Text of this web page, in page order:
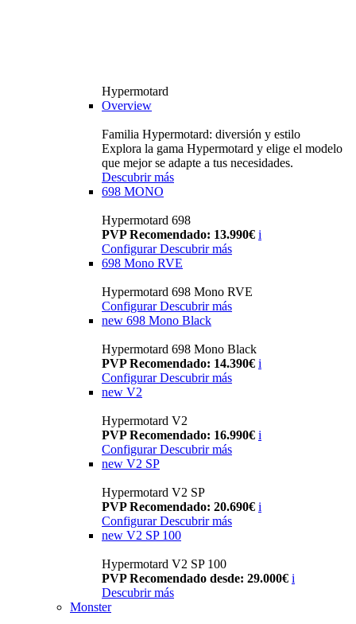
Hypermotard
Overview
Familia Hypermotard: diversión y estilo
Explora la gama Hypermotard y elige el modelo
que mejor se adapte a tus necesidades.
Descubrir más
698 MONO
Hypermotard 698
PVP Recomendado: 13.990€ i
ConfigurarDescubrir más
698 Mono RVE
Hypermotard 698 Mono RVE
Configurar Descubrir más
new 698 Mono Black
Hypermotard 698 Mono Black
PVP Recomendado: 14.390€ i
Configurar Descubrir más
new V2
Hypermotard V2
PVP Recomendado: 16.990€ i
Configurar Descubrir más
new V2 SP
Hypermotard V2 SP
PVP Recomendado: 20.690€ i
Configurar Descubrir más
new V2 SP 100
Hypermotard V2 SP 100
PVP Recomendado desde: 29.000€ i
Descubrir más
Monster